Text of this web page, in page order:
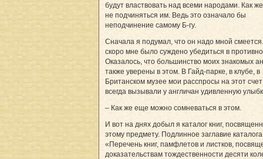
будут властвовать над всеми народами. Как
не подчиняться им. Ведь это означало бы
неподчинение самому Б-гу.
Сначала я подумал, что он надо мной
скоро мне было суждено убедиться в
Оказалось, что большинство моих знакомых
также уверены в этом. В Гайд-парке, в клубе, в
Британском музее мои расспросы на этот
всегда вызывали у англичан удивленную
– Как же еще можно сомневаться в этом.
И вот на днях добыл я каталог книг,
этому предмету. Подлинное заглавие каталога
«Перечень книг, памфлетов и листков,
доказательствам тождественности десяти